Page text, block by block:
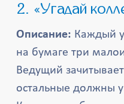
2. «Угадай
Описание: Каждый
на бумаге три
Ведущий
остальные должны